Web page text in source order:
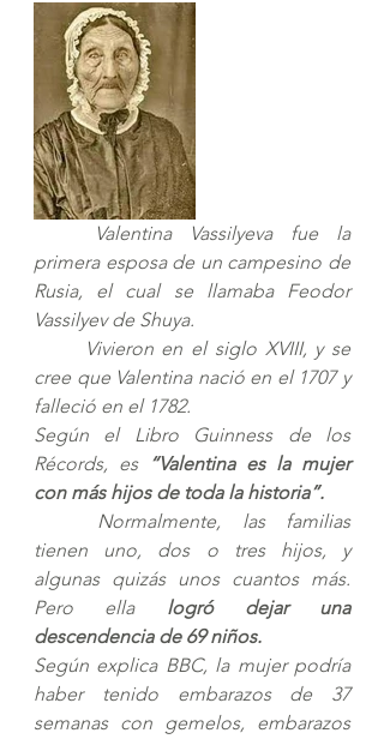
Valentina Vassilyeva fue la
primera esposa de un campesino de
Rusia, el cual se llamaba Feodor
Vassilyev de Shuya.
Vivieron en el siglo XVIII, y se
cree que Valentina nació en el 1707 y
falleció en el 1782.
Según el Libro Guinness de los
Récords, es “Valentina es la mujer
con más hijos de toda la historia”.
Normalmente, las familias
tienen uno, dos o tres hijos, y
algunas quizás unos cuantos más.
Pero ella logró dejar una
descendencia de 69 niños.
Según explica BBC, la mujer podría
haber tenido embarazos de 37
semanas con gemelos, embarazos